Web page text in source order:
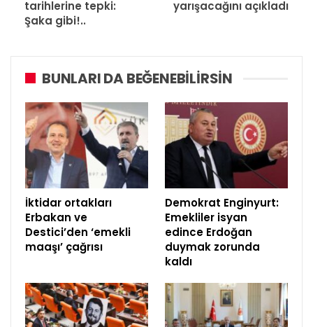
tarihlerine tepki:
Şaka gibi!..
yarışacağını açıkladı
BUNLARI DA BEĞENEBILIRSIN
İktidar ortakları
Erbakan ve
Destici’den ‘emekli
maaşı’ çağrısı
Demokrat Enginyurt:
Emekliler isyan
edince Erdoğan
duymak zorunda
kaldı